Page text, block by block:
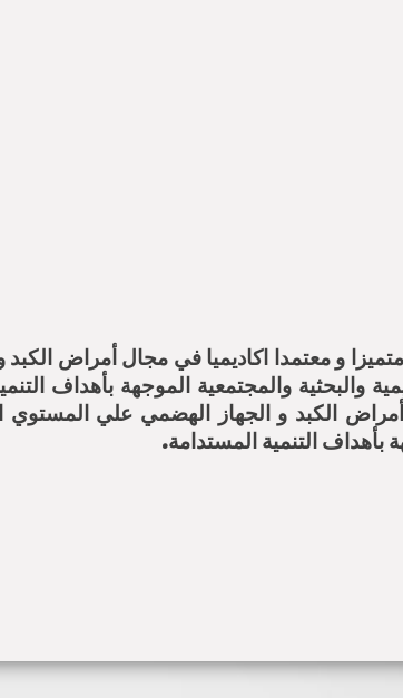
و معتمدا اكاديميا في مجال أمراض
والبحثية والمجتمعية الموجهة بأهداف
أمراض الكبد و الجهاز الهضمي علي
بأهداف التنمية المستدامة.